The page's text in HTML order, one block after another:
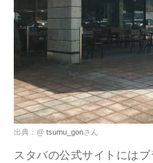
出典：@ tsumu_gonさん
スタバの公式サイトには